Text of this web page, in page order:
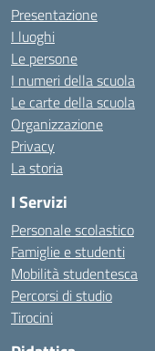
Presentazione
I luoghi
Le persone
I numeri della scuola
Le carte della scuola
Organizzazione
Privacy
La storia
I Servizi
Personale scolastico
Famiglie e studenti
Mobilità studentesca
Percorsi di studio
Tirocini